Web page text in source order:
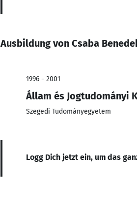
Ausbildung von Csaba
1996 - 2001
Állam és Jogtudományi
Szegedi Tudományegyetem
Logg Dich jetzt ein, um das